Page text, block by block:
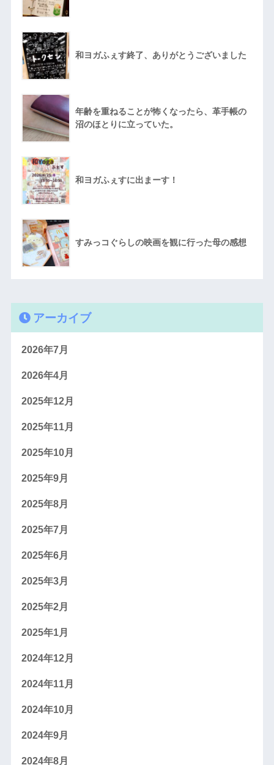
和ヨガふぇす終了、ありがとうございました
年齢を重ねることが怖くなったら、革手帳の
沼のほとりに立っていた。
和ヨガふぇすに出まーす！
すみっコぐらしの映画を観に行った母の感想
アーカイブ
2026年7月
2026年4月
2025年12月
2025年11月
2025年10月
2025年9月
2025年8月
2025年7月
2025年6月
2025年3月
2025年2月
2025年1月
2024年12月
2024年11月
2024年10月
2024年9月
2024年8月